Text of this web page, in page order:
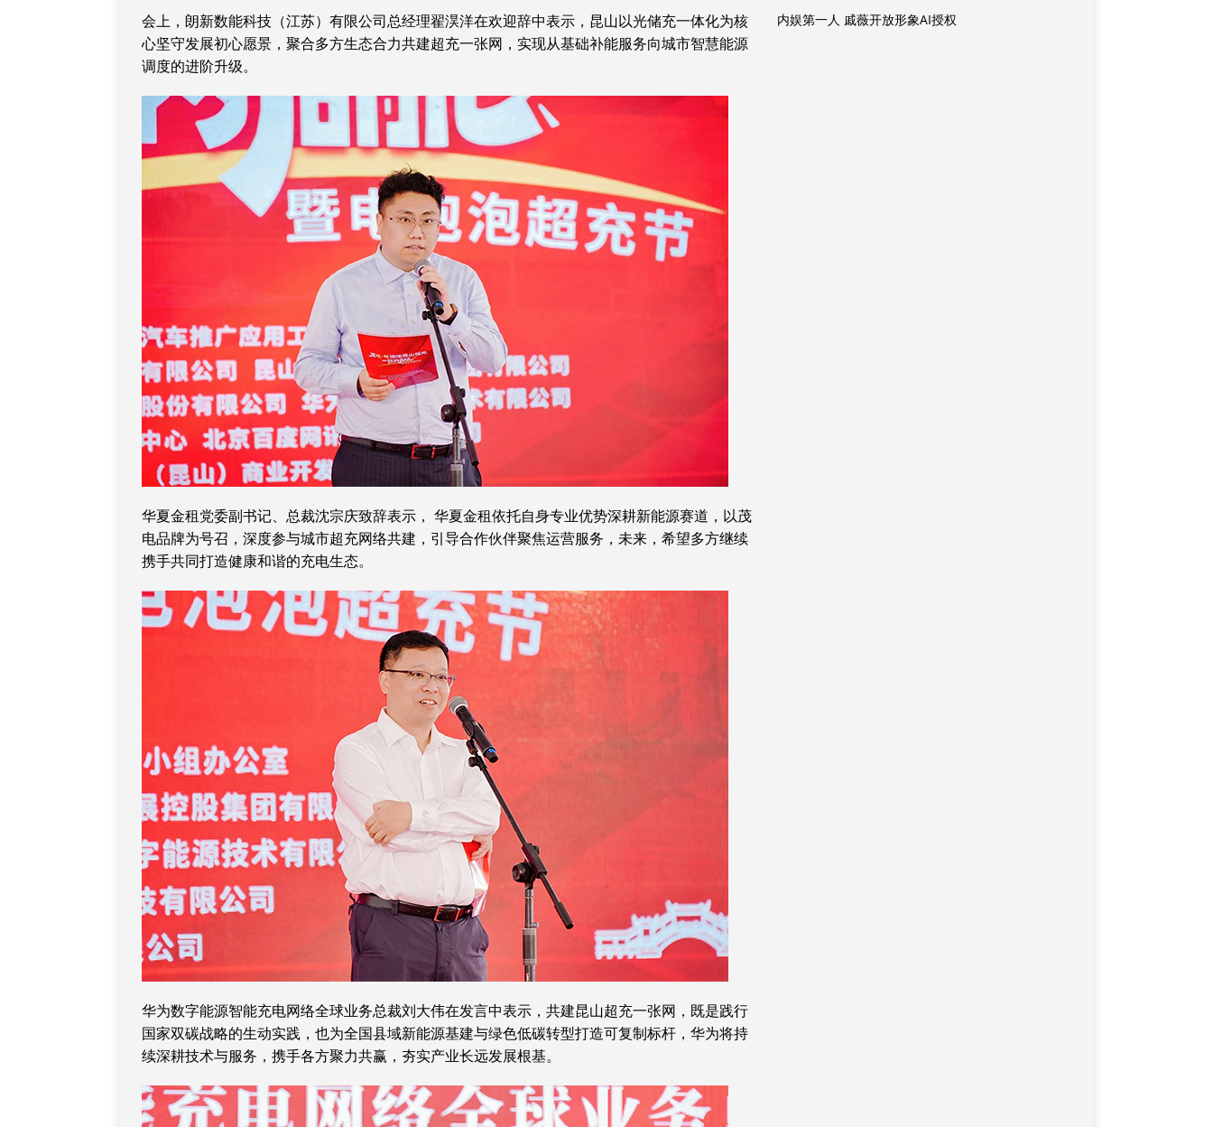
会上，朗新数能科技（江苏）有限公司总经理翟淏洋在欢迎辞中表示，昆山以光储充一体化为核
心坚守发展初心愿景，聚合多方生态合力共建超充一张网，实现从基础补能服务向城市智慧能源
调度的进阶升级。
华夏金租党委副书记、总裁沈宗庆致辞表示， 华夏金租依托自身专业优势深耕新能源赛道，以茂
电品牌为号召，深度参与城市超充网络共建，引导合作伙伴聚焦运营服务，未来，希望多方继续
携手共同打造健康和谐的充电生态。
华为数字能源智能充电网络全球业务总裁刘大伟在发言中表示，共建昆山超充一张网，既是践行
国家双碳战略的生动实践，也为全国县域新能源基建与绿色低碳转型打造可复制标杆，华为将持
续深耕技术与服务，携手各方聚力共赢，夯实产业长远发展根基。
内娱第一人 戚薇开放形象AI授权